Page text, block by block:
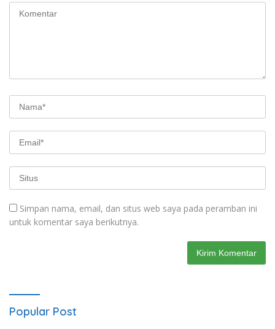
Simpan nama, email, dan situs web saya pada peramban ini
untuk komentar saya berikutnya.
Popular Post